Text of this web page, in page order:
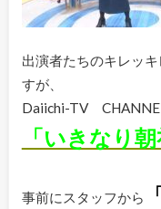
出演者たちのキレッ
すが、
Daiichi-TV
「いきなり朝
事前にスタッフから